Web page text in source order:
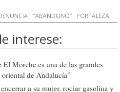
“ABANDONO” FORTALEZA
interese:
Morche es una de las grandes
oriental de Andalucía”
a su mujer, rociar gasolina y